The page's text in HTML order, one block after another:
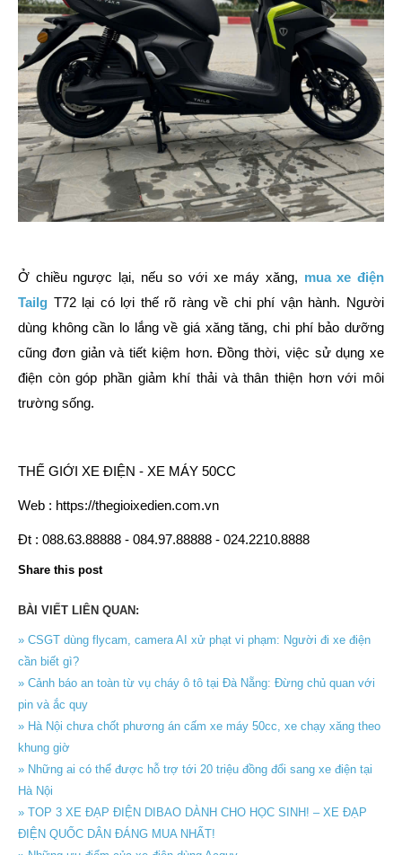
Ở chiều ngược lại, nếu so với xe máy xăng, mua xe điện
Tailg T72 lại có lợi thế rõ ràng về chi phí vận hành. Người
dùng không cần lo lắng về giá xăng tăng, chi phí bảo dưỡng
cũng đơn giản và tiết kiệm hơn. Đồng thời, việc sử dụng xe
điện còn góp phần giảm khí thải và thân thiện hơn với môi
trường sống.
THẾ GIỚI XE ĐIỆN - XE MÁY 50CC
Web : https://thegioixedien.com.vn
Đt : 088.63.88888 - 084.97.88888 - 024.2210.8888
Share this post
BÀI VIẾT LIÊN QUAN:
» CSGT dùng flycam, camera AI xử phạt vi phạm: Người đi xe điện
cần biết gì?
» Cảnh báo an toàn từ vụ cháy ô tô tại Đà Nẵng: Đừng chủ quan với
pin và ắc quy
» Hà Nội chưa chốt phương án cấm xe máy 50cc, xe chạy xăng theo
khung giờ
» Những ai có thể được hỗ trợ tới 20 triệu đồng đổi sang xe điện tại
Hà Nội
» TOP 3 XE ĐẠP ĐIỆN DIBAO DÀNH CHO HỌC SINH! – XE ĐẠP
ĐIỆN QUỐC DÂN ĐÁNG MUA NHẤT!